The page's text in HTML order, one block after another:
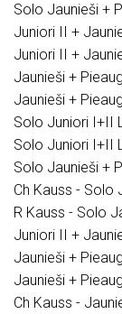
Solo Jaunieši +
Juniori II +
Juniori II +
Jaunieši +
Jaunieši +
Solo Juniori I+II
Solo Juniori I+II
Solo Jaunieši +
Ch Kauss - Solo
R Kauss - Solo
Juniori II +
Jaunieši +
Jaunieši +
Ch Kauss -